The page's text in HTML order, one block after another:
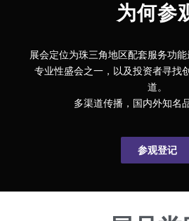
为何参
展会定位为珠三角地区配套服务功
专业性盛会之一，以及投资者寻找
道。
多渠道传播，国内外知名
参观登记